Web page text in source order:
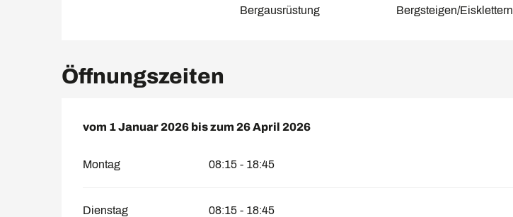
Bergausrüstung
Bergsteigen/Eisklettern
Öffnungszeiten
vom 1 Januar 2026 bis zum 26 April 2026
vom 1 Januar 2026 bis zum 26 April 2026
Montag 08:15 - 18:45
Dienstag 08:15 - 18:45